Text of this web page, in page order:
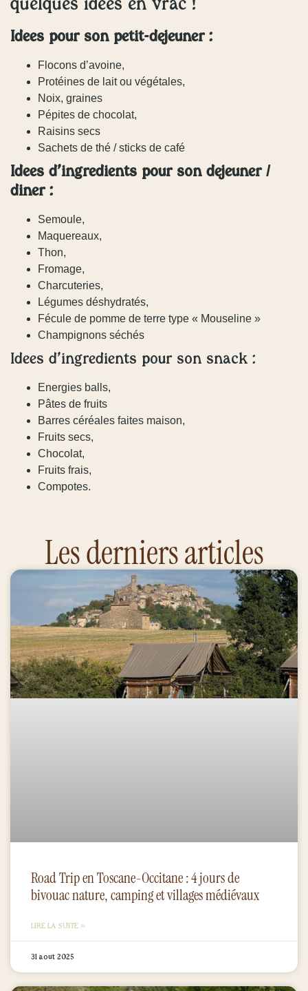
quelques idées en vrac !
Idées pour son petit-déjeuner :
Flocons d’avoine,
Protéines de lait ou végétales,
Noix, graines
Pépites de chocolat,
Raisins secs
Sachets de thé / sticks de café
Idées d’ingrédients pour son déjeuner /
dîner :
Semoule,
Maquereaux,
Thon,
Fromage,
Charcuteries,
Légumes déshydratés,
Fécule de pomme de terre type « Mouseline »
Champignons séchés
Idées d’ingrédients pour son snack :
Energies balls,
Pâtes de fruits
Barres céréales faites maison,
Fruits secs,
Chocolat,
Fruits frais,
Compotes.
Les derniers articles
Road Trip en Toscane-Occitane : 4 jours de
bivouac nature, camping et villages médiévaux
LIRE LA SUITE »
31 août 2025